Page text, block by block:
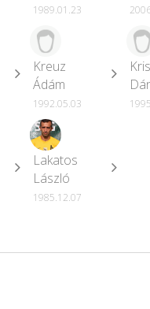
1989.01.23
Kreuz
Ádám
1992.05.03
Lakatos
László
1985.12.07